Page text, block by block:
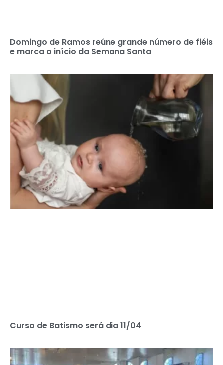
Domingo de Ramos reúne grande número de fiéis
e marca o início da Semana Santa
Curso de Batismo será dia 11/04